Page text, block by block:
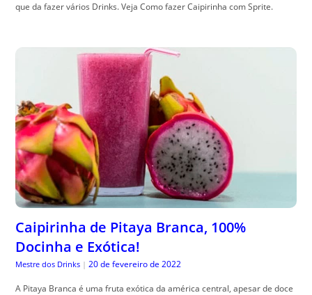
que da fazer vários Drinks. Veja Como fazer Caipirinha com Sprite.
Caipirinha de Pitaya Branca, 100%
Docinha e Exótica!
Mestre dos Drinks | 20 de fevereiro de 2022
A Pitaya Branca é uma fruta exótica da américa central, apesar de doce